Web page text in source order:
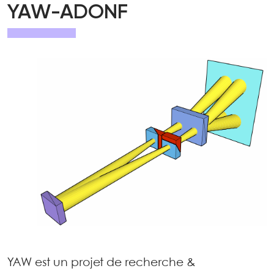
YAW-ADONF
YAW est un projet de recherche &